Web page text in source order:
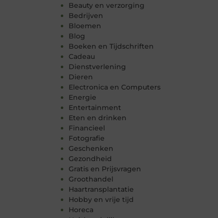
Beauty en verzorging
Bedrijven
Bloemen
Blog
Boeken en Tijdschriften
Cadeau
Dienstverlening
Dieren
Electronica en Computers
Energie
Entertainment
Eten en drinken
Financieel
Fotografie
Geschenken
Gezondheid
Gratis en Prijsvragen
Groothandel
Haartransplantatie
Hobby en vrije tijd
Horeca